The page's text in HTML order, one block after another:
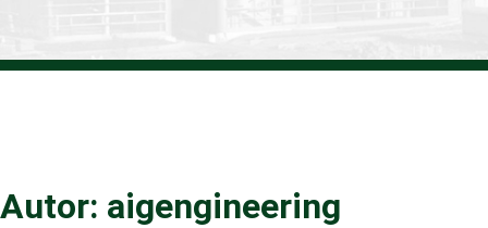
Autor: aigengineering